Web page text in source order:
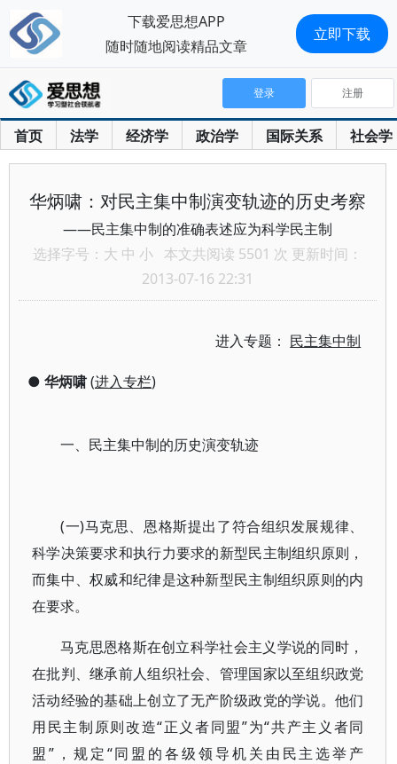
首页 法学 经济学 政治学 国际关系 社会学
登录 注册
华炳啸：对民主集中制演变轨迹的历史考察
——民主集中制的准确表述应为科学民主制
选择字号： 大 中 小 本文共阅读 5501 次 更新时间：
2013-07-16 22:31
进入专题： 民主集中制
● 华炳啸(进入专栏)
一、民主集中制的历史演变轨迹
(一)马克思、恩格斯提出了符合组织发展规律、
科学决策要求和执行力要求的新型民主制组织原则，
而集中、权威和纪律是这种新型民主制组织原则的内
在要求。
马克思恩格斯在创立科学社会主义学说的同时，
在批判、继承前人组织社会、管理国家以至组织政党
活动经验的基础上创立了无产阶级政党的学说。他们
用民主制原则改造“正义者同盟”为“共产主义者同
盟”，规定“同盟的各级领导机关由民主选举产
下载爱思想APP
随时随地阅读精品文章
立即下载